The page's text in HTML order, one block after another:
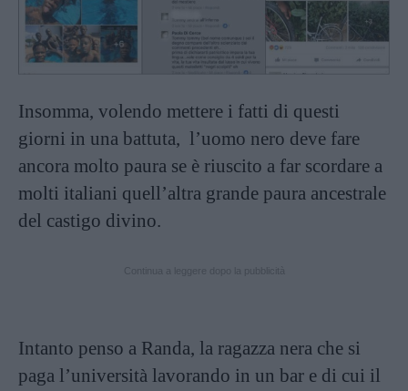
Insomma, volendo mettere i fatti di questi
giorni in una battuta, l’uomo nero deve fare
ancora molto paura se è riuscito a far scordare a
molti italiani quell’altra grande paura ancestrale
del castigo divino.
Intanto penso a Randa, la ragazza nera che si
paga l’università lavorando in un bar e di cui il